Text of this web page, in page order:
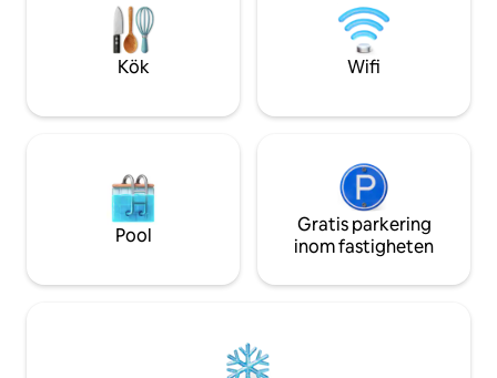
Kök Wifi
Pool
Gratis parkering
inom fastigheten